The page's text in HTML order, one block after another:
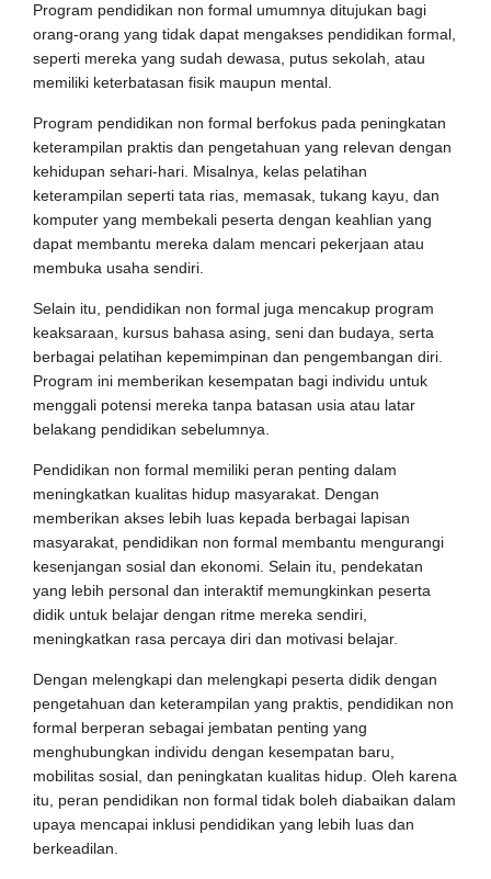
Program pendidikan non formal umumnya ditujukan bagi
orang-orang yang tidak dapat mengakses pendidikan formal,
seperti mereka yang sudah dewasa, putus sekolah, atau
memiliki keterbatasan fisik maupun mental.
Program pendidikan non formal berfokus pada peningkatan
keterampilan praktis dan pengetahuan yang relevan dengan
kehidupan sehari-hari. Misalnya, kelas pelatihan
keterampilan seperti tata rias, memasak, tukang kayu, dan
komputer yang membekali peserta dengan keahlian yang
dapat membantu mereka dalam mencari pekerjaan atau
membuka usaha sendiri.
Selain itu, pendidikan non formal juga mencakup program
keaksaraan, kursus bahasa asing, seni dan budaya, serta
berbagai pelatihan kepemimpinan dan pengembangan diri.
Program ini memberikan kesempatan bagi individu untuk
menggali potensi mereka tanpa batasan usia atau latar
belakang pendidikan sebelumnya.
Pendidikan non formal memiliki peran penting dalam
meningkatkan kualitas hidup masyarakat. Dengan
memberikan akses lebih luas kepada berbagai lapisan
masyarakat, pendidikan non formal membantu mengurangi
kesenjangan sosial dan ekonomi. Selain itu, pendekatan
yang lebih personal dan interaktif memungkinkan peserta
didik untuk belajar dengan ritme mereka sendiri,
meningkatkan rasa percaya diri dan motivasi belajar.
Dengan melengkapi dan melengkapi peserta didik dengan
pengetahuan dan keterampilan yang praktis, pendidikan non
formal berperan sebagai jembatan penting yang
menghubungkan individu dengan kesempatan baru,
mobilitas sosial, dan peningkatan kualitas hidup. Oleh karena
itu, peran pendidikan non formal tidak boleh diabaikan dalam
upaya mencapai inklusi pendidikan yang lebih luas dan
berkeadilan.